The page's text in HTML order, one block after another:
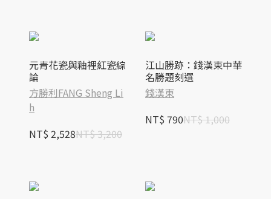
元青花瓷與釉裡紅瓷綜
論
方勝利FANG Sheng Li
h
NT$ 2,528NT$ 3,200
江山勝跡：錢漢東中華
名勝題刻選
錢漢東
NT$ 790NT$ 1,000